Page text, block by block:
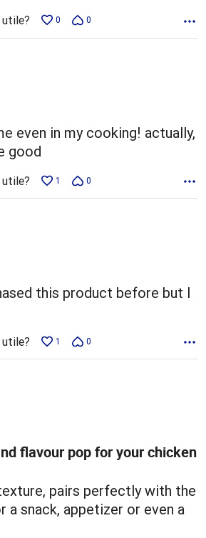
utile? 0 0
even in my cooking! actually,
good
utile? 1 0
this product before but I
utile? 1 0
flavour pop for your chicken
pairs perfectly with the
a snack, appetizer or even a